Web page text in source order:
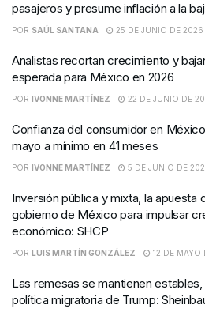
pasajeros y presume inflación a la
POR SAÚL SANTANA 25 DE JUNIO DE 2026
Analistas recortan crecimiento y
esperada para México en 2026
POR IVONNE MARTÍNEZ 22 DE JUNIO DE
Confianza del consumidor en
mayo a mínimo en 41 meses
POR IVONNE MARTÍNEZ 5 DE JUNIO DE
Inversión pública y mixta, la apuesta
gobierno de México para impulsar
económico: SHCP
POR LUIS MARTÍN GONZÁLEZ 12 DE MAYO
Las remesas se mantienen
política migratoria de Trump: